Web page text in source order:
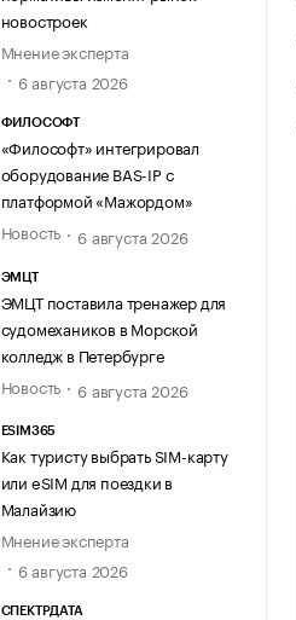
новостроек
Мнение эксперта
6 августа 2026
ФИЛОСОФТ
«Философт» интегрировал
оборудование BAS-IP с
платформой «Мажордом»
Новость
6 августа 2026
ЭМЦТ
ЭМЦТ поставила тренажер для
судомехаников в Морской
колледж в Петербурге
Новость
6 августа 2026
ESIM365
Как туристу выбрать SIM-карту
или eSIM для поездки в
Малайзию
Мнение эксперта
6 августа 2026
СПЕКТРДАТА